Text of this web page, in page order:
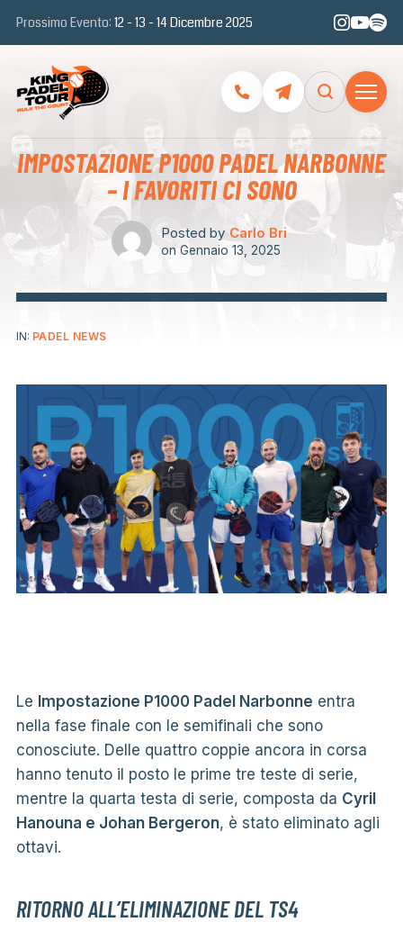
Prossimo Evento: 12 - 13 - 14 Dicembre 2025
IMPOSTAZIONE P1000 PADEL NARBONNE
– I FAVORITI CI SONO
Posted by Carlo Bri
on Gennaio 13, 2025
IN: PADEL NEWS
Le Impostazione P1000 Padel Narbonne entra
nella fase finale con le semifinali che sono
conosciute. Delle quattro coppie ancora in corsa
hanno tenuto il posto le prime tre teste di serie,
mentre la quarta testa di serie, composta da Cyril
Hanouna e Johan Bergeron, è stato eliminato agli
ottavi.
RITORNO ALL’ELIMINAZIONE DEL TS4